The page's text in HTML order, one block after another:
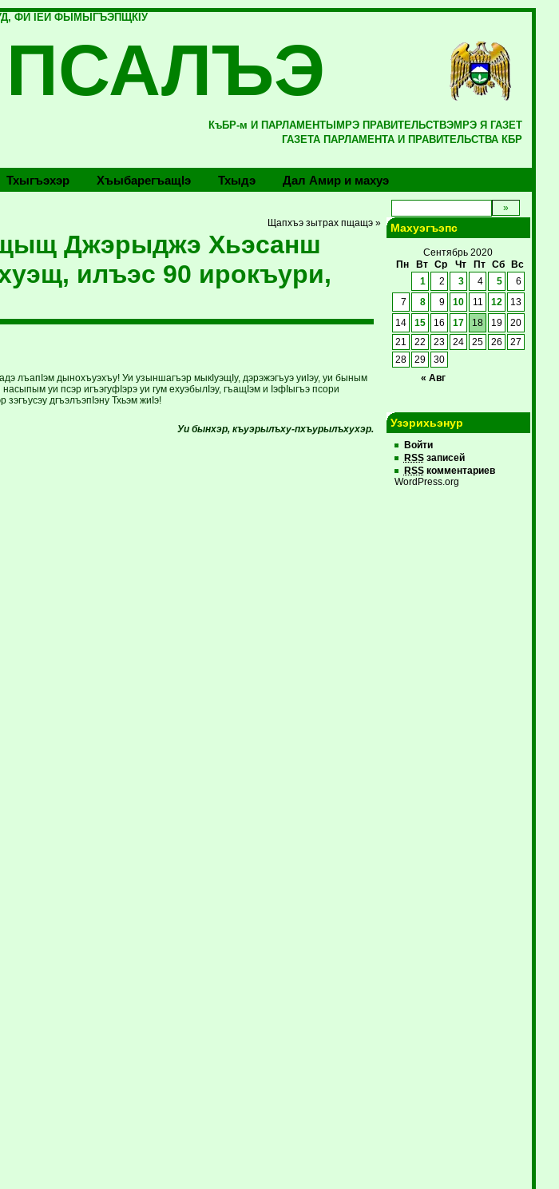
ФИ IЕЙ ФЫМЫГЪЭПЩКIУ
КъБР-м И ПАРЛАМЕНТЫМРЭ ПРАВИТЕЛЬСТВЭМРЭ Я ГАЗЕТ
ГАЗЕТА ПАРЛАМЕНТА И ПРАВИТЕЛЬСТВА КБР
Тхыгъэхэр Хъыбарегъащlэ Тхыдэ Дал Амир и махуэ
Щапхъэ зытрах пщащэ »
Джэрыджэ Хьэсанш
илъэс 90 ирокъури,
лъапIэм дынохъуэхъу! Уи ­узыншагъэр мыкIуэщIу, дэрэжэгъуэ уиIэу, уи быным
уи псэр игъэгуфIэрэ уи гум ехуэбылIэу, гъащIэм и IэфIыгъэ псори
дгъэлъэ­пIэну Тхьэм жиIэ!
Уи бынхэр, къуэрылъху-пхъурылъхухэр.
Махуэгъэпс
Сентябрь 2020
Пн
Вт Ср Чт Пт Сб Вс
« Авг
1 2 3 4 5 6
7 8 9 10 11 12 13
14 15 16 17 18 19
20
21
22 23 24 25 26
27
28
29 30
Узэрихьэнур
Войти
RSSзаписей
RSSкомментариев
WordPress.org